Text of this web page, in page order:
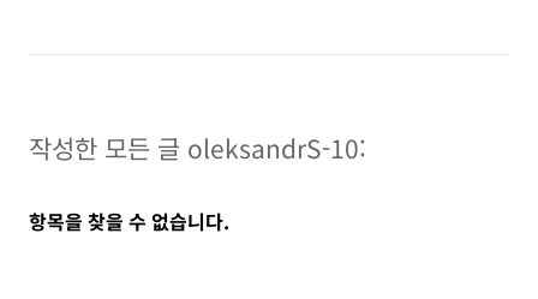
작성한 모든 글 oleksandrS-10:
항목을 찾을 수 없습니다.